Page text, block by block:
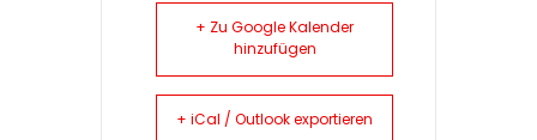
+ Zu Google Kalender
hinzufügen
+ iCal / Outlook exportieren